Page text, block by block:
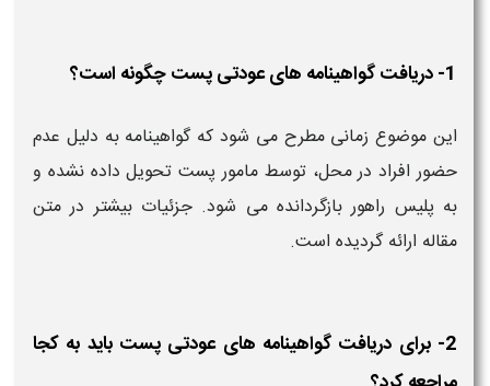
1- دریافت گواهینامه های عودتی پست چگونه است؟
این موضوع زمانی مطرح می شود که گواهینامه به دلیل عدم
حضور افراد در محل، توسط مامور پست تحویل داده نشده و
به پلیس راهور بازگردانده می شود. جزئیات بیشتر در متن
مقاله ارائه گردیده است.
2- برای دریافت گواهینامه های عودتی پست باید به کجا